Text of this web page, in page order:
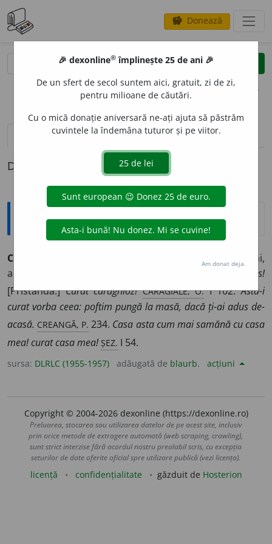
savings Donează
clear
opțiuni
definiții (1) pronunțievolume_up (50)
Definiția cu ID-ul 915339:
Explicative DEX
CUR
Chiar, precis, într-adevăr, întocmai,
absolut. [Tipătescu:]
Eu vampir, ai?... Caraghios!
[Pristanda:]Curat caraghioz! CARAGIALE, O.I 102.Asta-i
curat vorba ceea: poftim pungă la masă, dacă ți-ai adus de-
acasă. CREANGĂ, P. 234. Casa asta cum mai samănă cu casa
mea! curat casa mea! ȘEZ. I 54.
sursa: DLRLC (1955-1957) adăugată de blaurb. acțiuni
Copyright © 2004-2026 dexonline (https://dexonline.ro)
Preluarea, stocarea sau utilizarea datelor de pe acest site, inclusiv
prin orice metode de extragere automată (web scraping, crawling),
sunt strict interzise fără acordul nostru prealabil scris, cu excepția
seturilor de date oferite oficial spre utilizare publică (vezi licența).
licență confidențialitate găzduit de Hosterion
🎉 dexonline® împlinește 25 de ani 🎉
De un sfert de secol suntem aici, gratuit, zi de zi,
pentru milioane de căutări.
Cu o mică donație aniversară ne-ați ajuta să păstrăm
cuvintele la îndemâna tuturor și pe viitor.
Am donat deja.